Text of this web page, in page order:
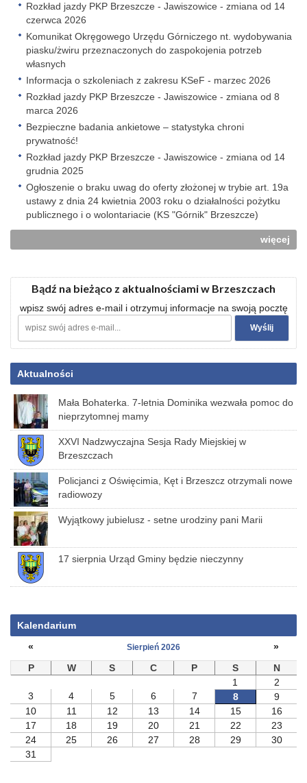
Rozkład jazdy PKP Brzeszcze - Jawiszowice - zmiana od 14
czerwca 2026
Komunikat Okręgowego Urzędu Górniczego nt. wydobywania
piasku/żwiru przeznaczonych do zaspokojenia potrzeb
własnych
Informacja o szkoleniach z zakresu KSeF - marzec 2026
Rozkład jazdy PKP Brzeszcze - Jawiszowice - zmiana od 8
marca 2026
Bezpieczne badania ankietowe – statystyka chroni
prywatność!
Rozkład jazdy PKP Brzeszcze - Jawiszowice - zmiana od 14
grudnia 2025
Ogłoszenie o braku uwag do oferty złożonej w trybie art. 19a
ustawy z dnia 24 kwietnia 2003 roku o działalności pożytku
publicznego i o wolontariacie (KS "Górnik" Brzeszcze)
więcej
Bądź na bieżąco z aktualnościami w Brzeszczach
wpisz swój adres e-mail i otrzymuj informacje na swoją pocztę
Aktualności
Mała Bohaterka. 7-letnia Dominika wezwała pomoc do
nieprzytomnej mamy
XXVI Nadzwyczajna Sesja Rady Miejskiej w
Brzeszczach
Policjanci z Oświęcimia, Kęt i Brzeszcz otrzymali nowe
radiowozy
Wyjątkowy jubielusz - setne urodziny pani Marii
17 sierpnia Urząd Gminy będzie nieczynny
Kalendarium
«
Sierpień 2026
»
P
W S C P S
N
1
2
3
4 5 6 7 8
9
10
11 12 13 14 15
16
17
18 19 20 21 22
23
24
25 26 27 28 29
30
31